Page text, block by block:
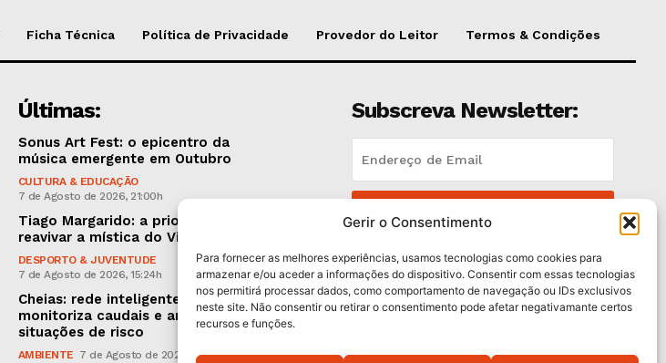
Gerir o Consentimento
Para fornecer as melhores experiências, usamos tecnologias como cookies para
armazenar e/ou aceder a informações do dispositivo. Consentir com essas tecnologias
nos permitirá processar dados, como comportamento de navegação ou IDs exclusivos
neste site. Não consentir ou retirar o consentimento pode afetar negativamante certos
recursos e funções.
Ficha Técnica Política de Privacidade Provedor do Leitor Termos & Condições
Últimas:
Sonus Art Fest: o epicentro da
música emergente em Outubro
CULTURA & EDUCAÇÃO
7 de Agosto de 2026, 21:00h
Tiago Margarido: a prioridade “é
reavivar a mística do Vitória”
DESPORTO & JUVENTUDE
7 de Agosto de 2026, 15:24h
Cheias: rede inteligente de sensores
monitoriza caudais e antecipa
situações de risco
AMBIENTE 7 de Agosto de 2026, 12:19h
Subscreva Newsletter:
Li e aceito aPolítica de Privacidade .